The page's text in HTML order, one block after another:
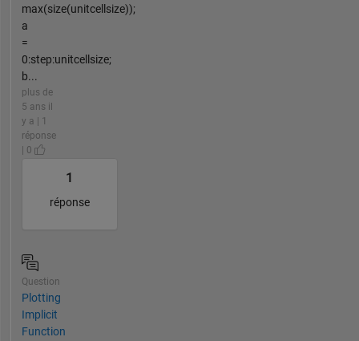
max(size(unitcellsize));
a
=
0:step:unitcellsize;
b...
plus de
5 ans il
y a | 1
réponse
| 0
1
réponse
Question
Plotting
Implicit
Function